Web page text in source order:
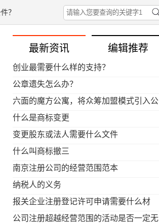
？
最新资讯 编辑推荐
创业最需要什么样的支持？
公章遗失怎么办？
六面的魔方公寓，将众筹加盟模式引入公
寓行业
什么是商标变更
变更股东或法人需要什么文件
什么叫商标撤三
南京注册公司的经营范围范本
纳税人的义务
报关企业注册登记许可申请需要什么材
料？
公司注册超越经营范围的活动是否一定无